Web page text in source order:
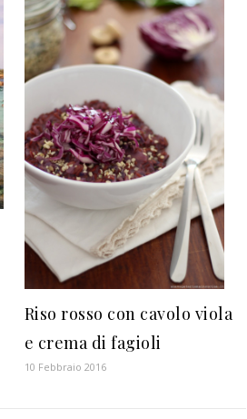
Riso rosso con cavolo viola
e crema di fagioli
10 Febbraio 2016